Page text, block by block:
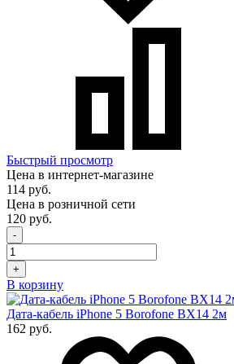
Быстрый просмотр
Цена в интернет-магазине
114 руб.
Цена в розничной сети
120 руб.
-
+
В корзину
Дата-кабель iPhone 5 Borofone BX14 2м
162 руб.